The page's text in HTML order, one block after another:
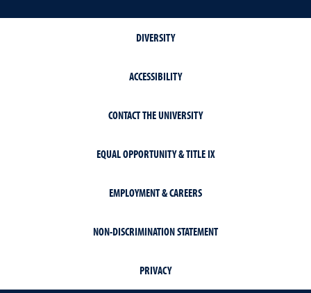
DIVERSITY
ACCESSIBILITY
CONTACT THE UNIVERSITY
EQUAL OPPORTUNITY & TITLE IX
EMPLOYMENT & CAREERS
NON-DISCRIMINATION STATEMENT
PRIVACY